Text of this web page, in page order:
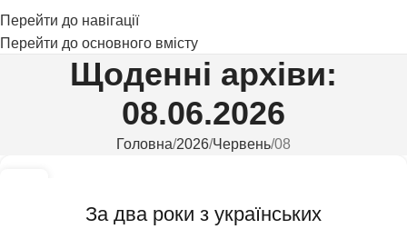
Перейти до навігації
Перейти до основного вмісту
Щоденні архіви:
08.06.2026
Головна 2026 Червень 08
За два роки з українських